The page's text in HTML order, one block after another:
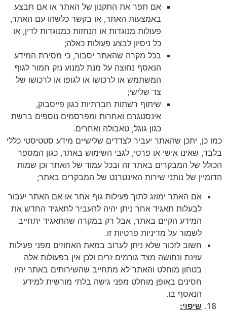
אם תפר את התקנון של האתר או אם תבצע
באמצעות האתר, או בקשר כלשהו עם האתר,
פעולות מנוגדות או הנחזות כמנוגדות לדין, או
כל ניסיון לבצע פעולות כאלה;
בכל מקרה שהאתר יסבור, כי מסירת המידע
הנאסף נחוצה על מנת למנוע נזק חמור לגוף
המשתמש או לרכושו או לגופו או לרכושו של
צד שלישי;
שיתוף רשתות חברתיות כגון פייסבוק,
אינסטגרם ואחרות ומפרסמים נוספים ברשת
כגון גוגל, טאבולה ואחרים.
כמו כן, יתכן שהאתר יעביר לצדדים שלישיים מידע סטטיסטי כללי
בלבד, שאינו אישי או פרטי, לגבי השימוש באתר, כגון המספר
הכולל של המבקרים באתר זה ובכל עמוד של האתר וכן שמות
הדומיין של נותני שירות האינטרנט של המבקרים באתר;
אם האתר ימוזג לתוך פעילות גוף אחר או אם האתר יעבור
לבעלות תאגיד אחר ניתן יהיה להעביר לתאגיד החדש את
המידע הקיים באתר, אבל רק במקרה שהתאגיד יתחייב
לשמור על מדיניות פרטיות זו.
חשוב לזכור שלא ניתן לערוב במאת האחוזים מפני פעילות
עוינת ונחושה מצד גורמים זרים ולכן אין בפעולות אלה
בטחון מוחלט והאתר לא מתחייב שהשירותים באתר יהיו
חסינים באופן מוחלט מפני גישה בלתי מורשית למידע
הנאסף בו.
שיפוי: